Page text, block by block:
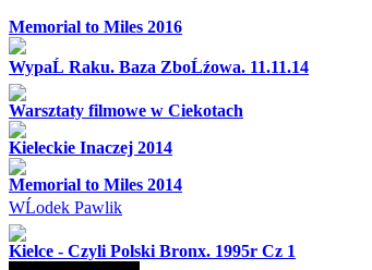
Memorial to Miles 2016
WypaĹ Raku. Baza ZboĹźowa. 11.11.14
Warsztaty filmowe w Ciekotach
Kieleckie Inaczej 2014
Memorial to Miles 2014
WĹodek Pawlik
Kielce - Czyli Polski Bronx. 1995r Cz 1